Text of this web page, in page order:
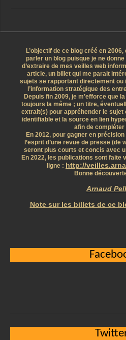
L’objectif de ce blog créé en
parler un blog puisque je ne
d’extraire de mes veilles web
article, un billet qui me parait
sujets se rapportant directement ou
l’information stratégique des
Depuis fin 2009, je m’efforce que
toujours la même ; un titre,
extrait(s) pour appréhender le sujet
identifiable et la source en lien
afin de compléter
En 2012, pour gagner en
l’esprit d’une revue de presse (de
seront plus courts et concis avec
En 2022, les publications sont faite
ligne : http://
Bonne
Arnaud
Note sur les billets de ce